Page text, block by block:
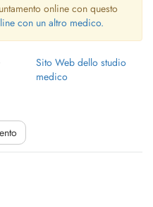
online con questo
con un altro medico.
Sito Web dello studio
medico